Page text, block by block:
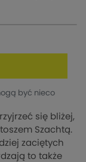
być nieco
się bliżej,
Szachtą.
zaciętych
to także